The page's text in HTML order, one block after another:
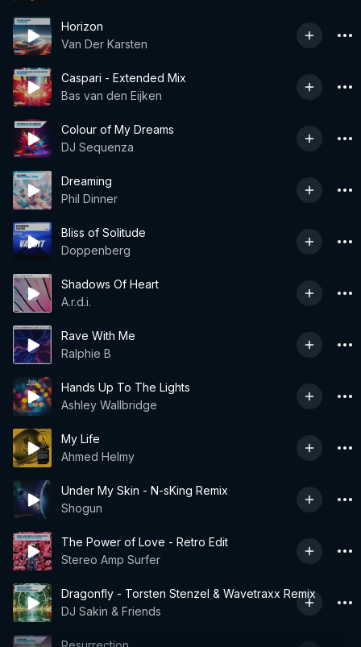
Horizon
Van Der Karsten
Caspari - Extended Mix
Bas van den Eijken
Colour of My Dreams
DJ Sequenza
Dreaming
Phil Dinner
Bliss of Solitude
Doppenberg
Shadows Of Heart
A.r.d.i.
Rave With Me
Ralphie B
Hands Up To The Lights
Ashley Wallbridge
My Life
Ahmed Helmy
Under My Skin - N-sKing Remix
Shogun
The Power of Love - Retro Edit
Stereo Amp Surfer
Dragonfly - Torsten Stenzel & Wavetraxx Remix
DJ Sakin & Friends